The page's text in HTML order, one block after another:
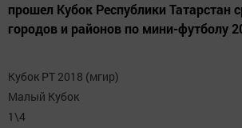
прошел Кубок Республики Татарстан
городов и районов по мини-футболу
Кубок РТ 2018 (мгир)
Малый Кубок
1\4